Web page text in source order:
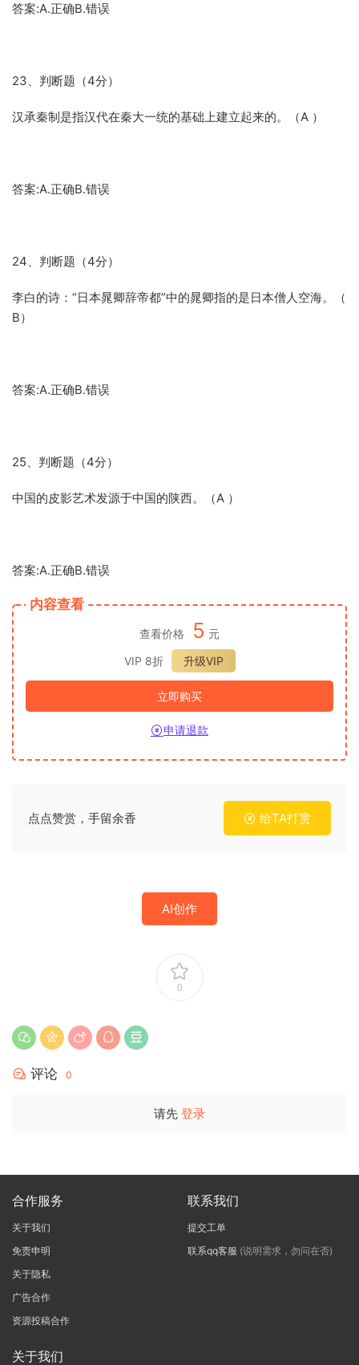
答案:A.正确B.错误
23、判断题（4分）
汉承秦制是指汉代在秦大一统的基础上建立起来的。（A ）
答案:A.正确B.错误
24、判断题（4分）
李白的诗：“日本晁卿辞帝都”中的晁卿指的是日本僧人空海。（
B）
答案:A.正确B.错误
25、判断题（4分）
中国的皮影艺术发源于中国的陕西。（A ）
答案:A.正确B.错误
内容查看
查看价格 5 元
VIP 8折
升级VIP
立即购买
申请退款
点点赞赏，手留余香 给TA打赏
AI创作
0
评论 0
请先 登录
合作服务
关于我们
免责申明
关于隐私
广告合作
资源投稿合作
联系我们
提交工单
联系qq客服 (说明需求，勿问在否)
关于我们